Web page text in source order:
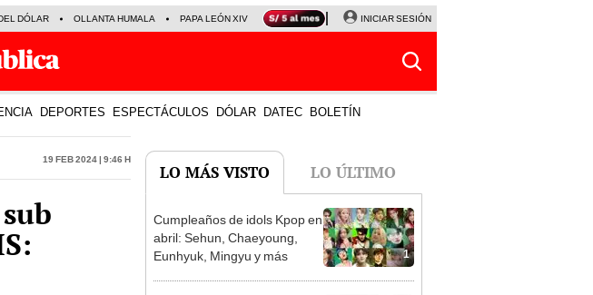
DÓLAR OLLANTA HUMALA PAPA LEÓN XIV NALDY SALDAÑA LA BELLA LUZ
INICIAR SESIÓN
DEPORTES ESPECTÁCULOS DÓLAR DATEC BOLETÍN
19 Feb 2024 | 9:46 h
LO MÁS VISTO LO ÚLTIMO
1
Cumpleaños de idols Kpop en
abril: Sehun, Chaeyoung,
Eunhyuk, Mingyu y más